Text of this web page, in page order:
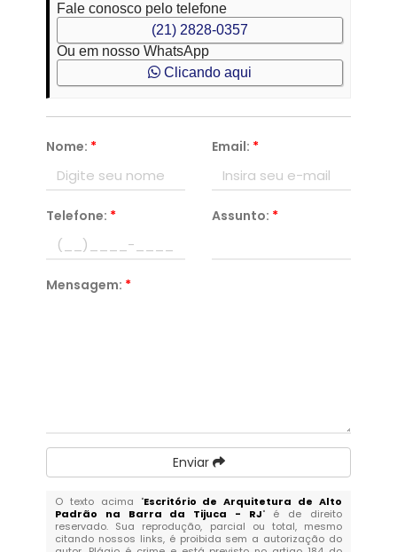
Fale conosco pelo telefone
(21) 2828-0357
Ou em nosso WhatsApp
Clicando aqui
Nome: * Email: *
Telefone: * Assunto: *
Mensagem: *
Enviar
O texto acima "Escritório de Arquitetura de Alto
Padrão na Barra da Tijuca - RJ" é de direito
reservado. Sua reprodução, parcial ou total, mesmo
citando nossos links, é proibida sem a autorização do